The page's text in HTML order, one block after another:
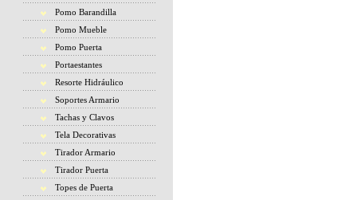
Pomo Barandilla
Pomo Mueble
Pomo Puerta
Portaestantes
Resorte Hidráulico
Soportes Armario
Tachas y Clavos
Tela Decorativas
Tirador Armario
Tirador Puerta
Topes de Puerta